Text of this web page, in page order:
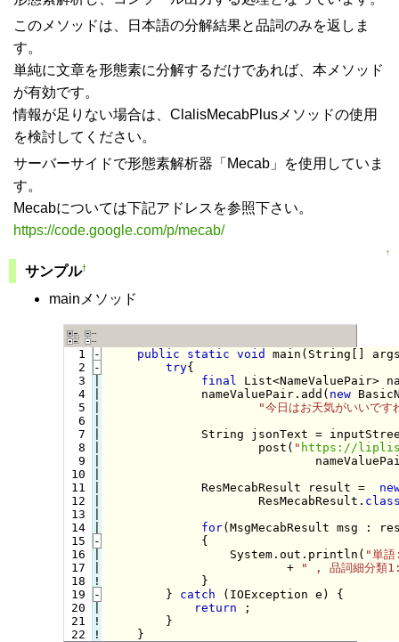
このメソッドは、日本語の分解結果と品詞のみを返しま
す。
単純に文章を形態素に分解するだけであれば、本メソッド
が有効です。
情報が足りない場合は、ClalisMecabPlusメソッドの使用
を検討してください。
サーバーサイドで形態素解析器「Mecab」を使用していま
す。
Mecabについては下記アドレスを参照下さい。
https://code.google.com/p/mecab/
↑
サンプル†
mainメソッド
  1
  2
  3
  4
  5
  6
  7
  8
  9
10
11
12
13
14
15
16
17
18
19
20
21
22
-
-
-
!
-
!
!
public static void main(String[]
try{
final List<NameValuePair>
             nameValuePair.add(
new
"今日はお天気がいいです
String jsonText =
                     post(
" https://
             ResMecabResult result =
                     ResMecabResult.
for(MsgMecabResult msg :
             {
                 System.out.println(
"単
                         +
" , 品詞細分類
}
} catch (IOException e) {
return ;
}
}